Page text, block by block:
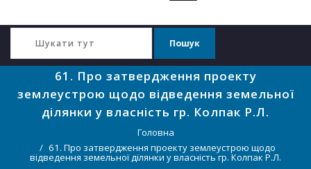
61. Про затвердження проекту
землеустрою щодо відведення земельної
ділянки у власність гр. Колпак Р.Л.
Головна
61. Про затвердження проекту землеустрою щодо
відведення земельної ділянки у власність гр. Колпак Р.Л.